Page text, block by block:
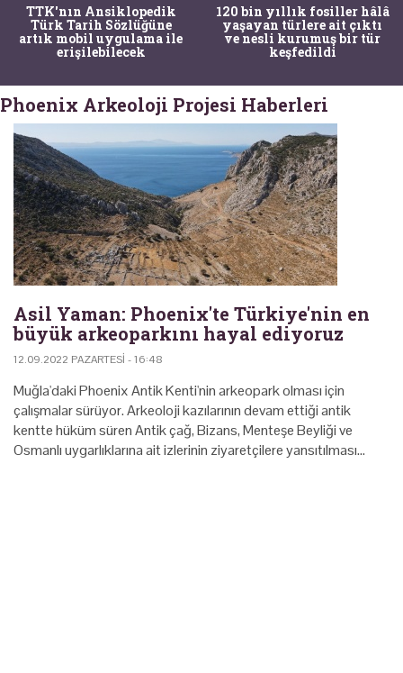
TTK'nın Ansiklopedik
Türk Tarih Sözlüğüne
artık mobil uygulama ile
erişilebilecek
120 bin yıllık fosiller hâlâ
yaşayan türlere ait çıktı
ve nesli kurumuş bir tür
keşfedildi
Phoenix Arkeoloji Projesi Haberleri
Asil Yaman: Phoenix'te Türkiye'nin en
büyük arkeoparkını hayal ediyoruz
12.09.2022 PAZARTESI - 16:48
Muğla'daki Phoenix Antik Kenti'nin arkeopark olması için
çalışmalar sürüyor. Arkeoloji kazılarının devam ettiği antik
kentte hüküm süren Antik çağ, Bizans, Menteşe Beyliği ve
Osmanlı uygarlıklarına ait izlerinin ziyaretçilere yansıtılması…